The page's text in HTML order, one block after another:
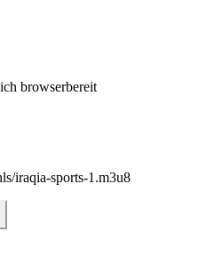
browserbereit
iraqia-sports-1.m3u8